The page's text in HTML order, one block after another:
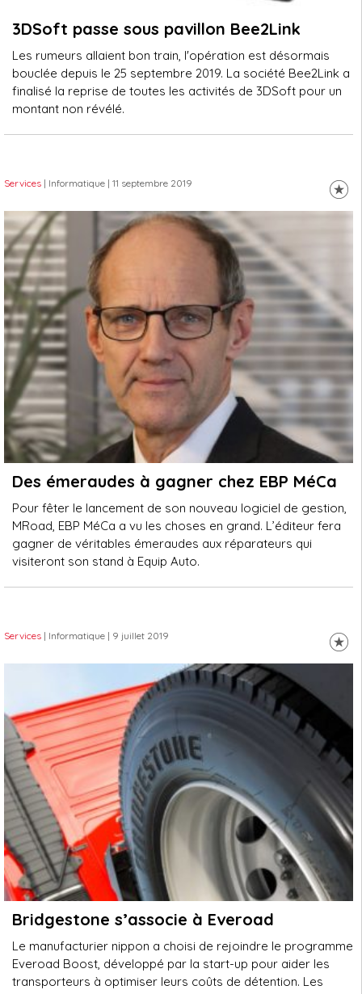
3DSoft passe sous pavillon Bee2Link
Les rumeurs allaient bon train, l'opération est désormais
bouclée depuis le 25 septembre 2019. La société Bee2Link a
finalisé la reprise de toutes les activités de 3DSoft pour un
montant non révélé.
Services | Informatique | 11 septembre 2019
Des émeraudes à gagner chez EBP MéCa
Pour fêter le lancement de son nouveau logiciel de gestion,
MRoad, EBP MéCa a vu les choses en grand. L’éditeur fera
gagner de véritables émeraudes aux réparateurs qui
visiteront son stand à Equip Auto.
Services | Informatique | 9 juillet 2019
Bridgestone s’associe à Everoad
Le manufacturier nippon a choisi de rejoindre le programme
Everoad Boost, développé par la start-up pour aider les
transporteurs à optimiser leurs coûts de détention. Les